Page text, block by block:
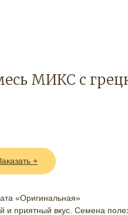
МИКС с
+
«Оригинальная»
и приятный вкус. Семена